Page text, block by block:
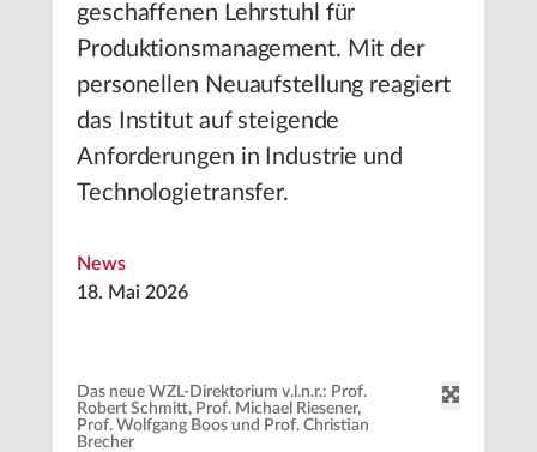
geschaffenen Lehrstuhl für
Produktionsmanagement. Mit der
personellen Neuaufstellung reagiert
das Institut auf steigende
Anforderungen in Industrie und
Technologietransfer.
News
18. Mai 2026
Das neue WZL-Direktorium v.l.n.r.: Prof.
Robert Schmitt, Prof. Michael Riesener,
Prof. Wolfgang Boos und Prof. Christian
Brecher